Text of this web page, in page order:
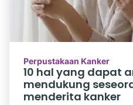
Perpustakaan Kanker
10 hal yang dapat
mendukung
menderita kanker